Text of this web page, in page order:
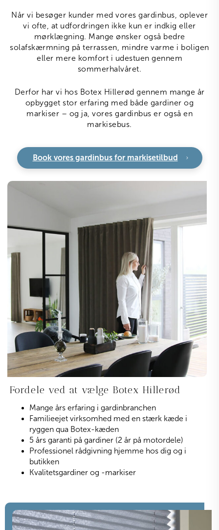
Når vi besøger kunder med vores gardinbus, oplever
vi ofte, at udfordringen ikke kun er indkig eller
mørklægning. Mange ønsker også bedre
solafskærmning på terrassen, mindre varme i boligen
eller mere komfort i udestuen gennem
sommerhalvåret.
Derfor har vi hos Botex Hillerød gennem mange år
opbygget stor erfaring med både gardiner og
markiser – og ja, vores gardinbus er også en
markisebus.
Book vores gardinbus for markisetilbud
Fordele ved at vælge Botex Hillerød
Mange års erfaring i gardinbranchen
Familieejet virksomhed med en stærk kæde i
ryggen qua Botex-kæden
5 års garanti på gardiner (2 år på motordele)
Professionel rådgivning hjemme hos dig og i
butikken
Kvalitetsgardiner og -markiser